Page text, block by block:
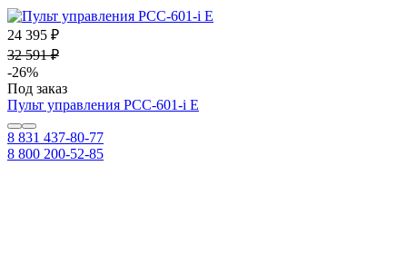
24 395 ₽
32 591 ₽
-26%
Под заказ
Пульт управления PCC-601-i E
8 831 437-80-77
8 800 200-52-85